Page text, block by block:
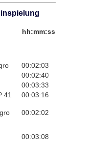
hh:mm:ss
00:02:03
00:02:40
00:03:33
41
00:03:16
00:02:02
00:03:08